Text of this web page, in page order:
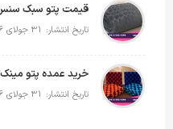
تاریخ انتشار: 31 جولای 2026
تاریخ انتشار: 31 جولای 2026